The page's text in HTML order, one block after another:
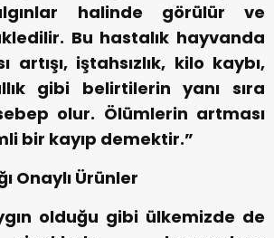
halinde görülür ve
Bu hastalık hayvanda
artışı, iştahsızlık, kilo kaybı,
gibi belirtilerin yanı sıra
olur. Ölümlerin artması
bir kayıp demektir.”
Onaylı Ürünler
olduğu gibi ülkemizde de